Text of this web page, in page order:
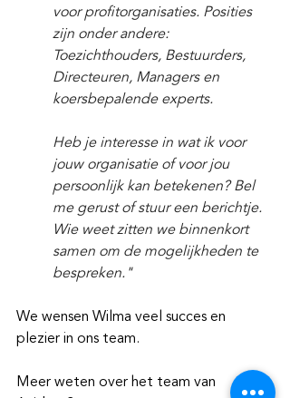
voor profitorganisaties. Posities
zijn onder andere:
Toezichthouders, Bestuurders,
Directeuren, Managers en
koersbepalende experts.
Heb je interesse in wat ik voor
jouw organisatie of voor jou
persoonlijk kan betekenen? Bel
me gerust of stuur een berichtje.
Wie weet zitten we binnenkort
samen om de mogelijkheden te
bespreken. "
We wensen Wilma veel succes en
plezier in ons team.
Meer weten over het team van